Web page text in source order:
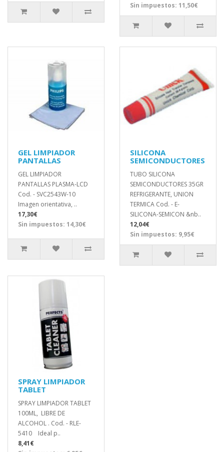
Sin impuestos: 11,50€
GEL LIMPIADOR
PANTALLAS
GEL LIMPIADOR
PANTALLAS PLASMA-LCD
Cod. - SVC2543W-10
Imagen orientativa, ..
17,30€
Sin impuestos: 14,30€
SILICONA
SEMICONDUCTORES
TUBO SILICONA
SEMICONDUCTORES 35GR
REFRIGERANTE, UNION
TERMICA Cod. - E-
SILICONA-SEMICON &nb..
12,04€
Sin impuestos: 9,95€
SPRAY LIMPIADOR
TABLET
SPRAY LIMPIADOR TABLET
100ML, LIBRE DE
ALCOHOL . Cod. - RLE-
5410 Ideal p..
8,41€